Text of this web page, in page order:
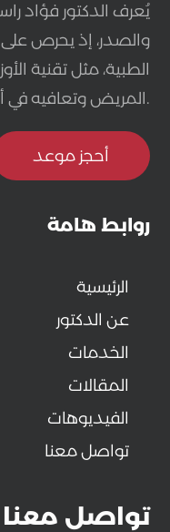
تواصل معنا
روابط هامة
الرئيسية
عن الدكتور
الخدمات
المقالات
الفيديوهات
تواصل معنا
يُعرف الدكتور فؤاد
والصدر، إذ يحرص
الطبية، مثل تقنية
المريض وتعافيه في أقرب وقت.
أحجز موعد